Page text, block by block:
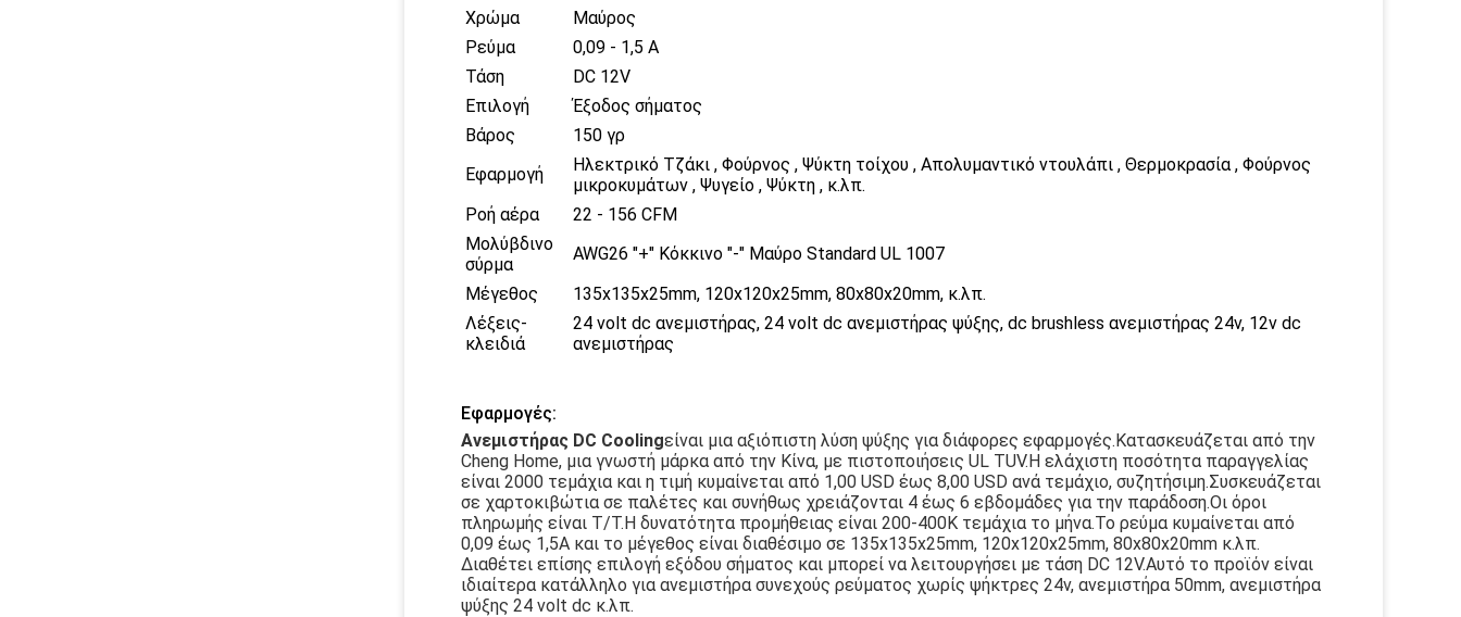
Χρώμα
Μαύρος
Ρεύμα
0,09 - 1,5 Α
Τάση
DC 12V
Επιλογή
Έξοδος σήματος
Βάρος
150 γρ
Εφαρμογή
Ηλεκτρικό Τζάκι , Φούρνος , Ψύκτη τοίχου , Απολυμαντικό ντουλάπι , Θερμοκρασία , Φούρνος
μικροκυμάτων , Ψυγείο , Ψύκτη , κ.λπ.
Ροή αέρα
22 - 156 CFM
Μολύβδινο
σύρμα
AWG26 "+" Κόκκινο "-" Μαύρο Standard UL 1007
Μέγεθος
135x135x25mm, 120x120x25mm, 80x80x20mm, κ.λπ.
Λέξεις-
κλειδιά
24 volt dc ανεμιστήρας, 24 volt dc ανεμιστήρας ψύξης, dc brushless ανεμιστήρας 24v, 12v dc
ανεμιστήρας
Εφαρμογές:
Ανεμιστήρας DC Coolingείναι μια αξιόπιστη λύση ψύξης για διάφορες εφαρμογές.Κατασκευάζεται από την
Cheng Home, μια γνωστή μάρκα από την Κίνα, με πιστοποιήσεις UL TUV.Η ελάχιστη ποσότητα παραγγελίας
είναι 2000 τεμάχια και η τιμή κυμαίνεται από 1,00 USD έως 8,00 USD ανά τεμάχιο, συζητήσιμη.Συσκευάζεται
σε χαρτοκιβώτια σε παλέτες και συνήθως χρειάζονται 4 έως 6 εβδομάδες για την παράδοση.Οι όροι
πληρωμής είναι T/T.Η δυνατότητα προμήθειας είναι 200-400K τεμάχια το μήνα.Το ρεύμα κυμαίνεται από
0,09 έως 1,5Α και το μέγεθος είναι διαθέσιμο σε 135x135x25mm, 120x120x25mm, 80x80x20mm κ.λπ.
Διαθέτει επίσης επιλογή εξόδου σήματος και μπορεί να λειτουργήσει με τάση DC 12V.Αυτό το προϊόν είναι
ιδιαίτερα κατάλληλο για ανεμιστήρα συνεχούς ρεύματος χωρίς ψήκτρες 24v, ανεμιστήρα 50mm, ανεμιστήρα
ψύξης 24 volt dc κ.λπ.